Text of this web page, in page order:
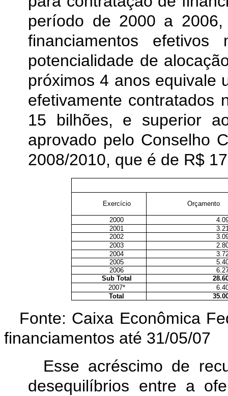
período de 2000 a
financiamentos
potencialidade de
próximos 4 anos equivale
efetivamente contratados
15 bilhões, e superior
aprovado pelo Conselho
2008/2010, que é de R$
Exercício Orçamento
2000
2001
2002
2003
2004
2005
2006
Sub Total
2007*
Total
Fonte: Caixa Econômica
financiamentos até 31/05/07
Esse acréscimo de
desequilíbrios entre a